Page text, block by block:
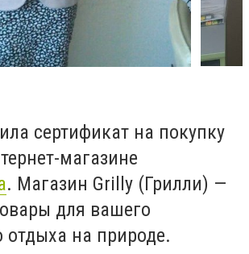
сертификат на покупку
магазине
. Магазин Grilly (Грилли) —
для вашего
отдыха на природе.